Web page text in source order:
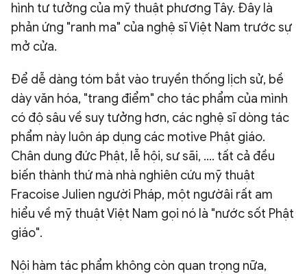
hình tư tưởng của mỹ thuật phương Tây. Đây là
phản ứng "ranh ma" của nghệ sĩ Việt Nam trước sự
mở cửa.
Để dễ dàng tóm bắt vào truyền thống lịch sử, bề
dày văn hóa, "trang điểm" cho tác phẩm của mình
có độ sâu về suy tưởng hơn, các nghệ sĩ dòng tác
phẩm này luôn áp dụng các motive Phật giáo.
Chân dung đức Phật, lễ hội, sư sãi, .... tất cả đều
biến thành thứ mà nhà nghiên cứu mỹ thuật
Fracoise Julien người Pháp, một ngườâi rất am
hiểu về mỹ thuật Việt Nam gọi nó là "nước sốt Phật
giáo".
Nội hàm tác phẩm không còn quan trọng nữa,